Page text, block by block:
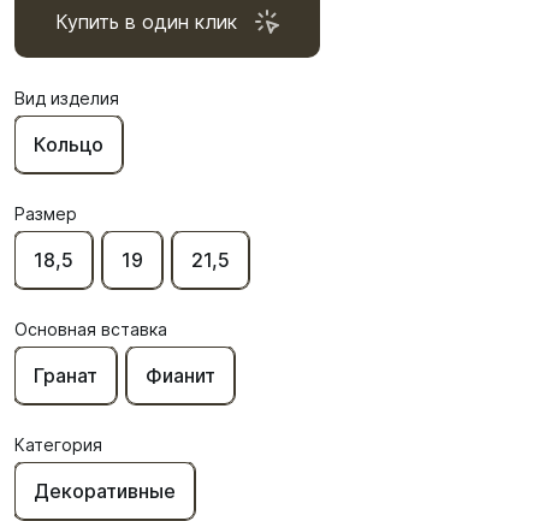
Купить в один клик
Вид изделия
Кольцо
Размер
18,5 19 21,5
Основная вставка
Гранат Фианит
Категория
Декоративные